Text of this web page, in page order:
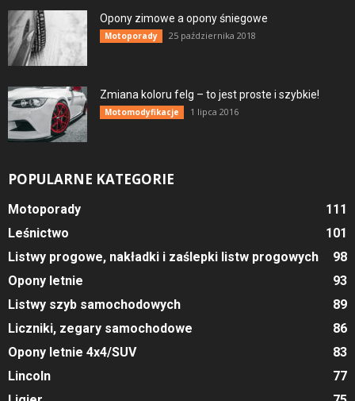
Opony zimowe a opony śniegowe
Motoporady 25 października 2018
Zmiana koloru felg – to jest proste i szybkie!
Motomodyfikacje 1 lipca 2016
POPULARNE KATEGORIE
Motoporady
111
Leśnictwo
101
Listwy progowe, nakładki i zaślepki listw progowych
98
Opony letnie
93
Listwy szyb samochodowych
89
Liczniki, zegary samochodowe
86
Opony letnie 4x4/SUV
83
Lincoln
77